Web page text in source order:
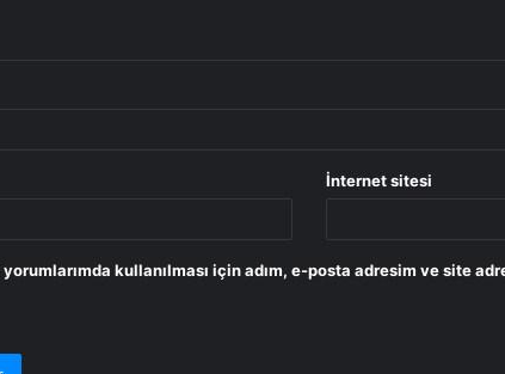
İnternet sitesi
kullanılması için adım, e-posta adresim ve site